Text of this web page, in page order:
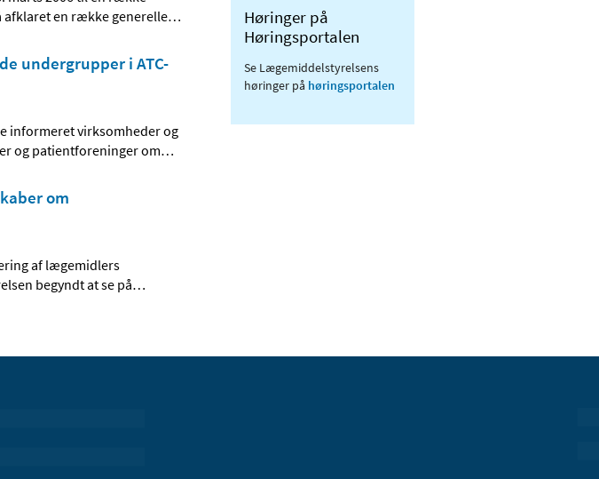
afklaret en række generelle…
undergrupper i ATC-
informeret virksomheder og
og patientforeninger om…
om
af lægemidlers
begyndt at se på…
Høringer på
Høringsportalen
Se Lægemiddelstyrelsens
høringer på høringsportalen